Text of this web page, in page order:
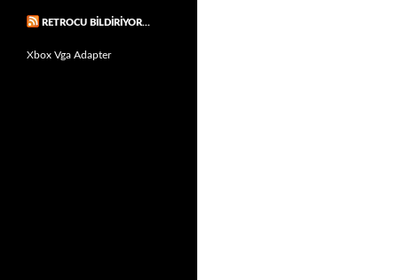
RETROCU BILDIRIYOR…
Xbox Vga Adapter